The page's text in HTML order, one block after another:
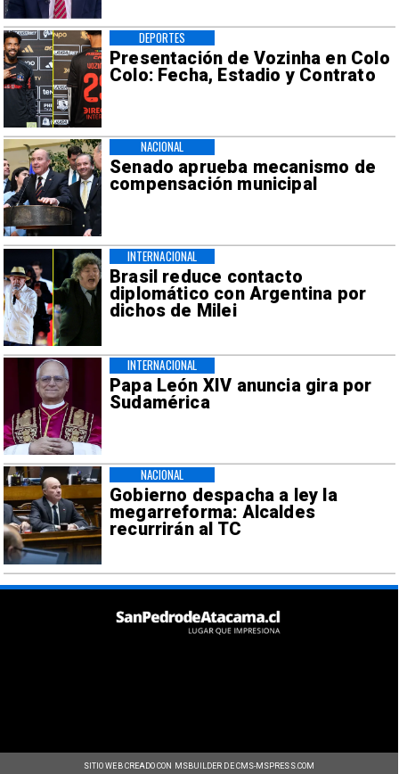
Presentación de Vozinha en Colo
Colo: Fecha, Estadio y Contrato
DEPORTES
Senado aprueba mecanismo de
compensación municipal
NACIONAL
Brasil reduce contacto
diplomático con Argentina por
dichos de Milei
INTERNACIONAL
Papa León XIV anuncia gira por
Sudamérica
INTERNACIONAL
Gobierno despacha a ley la
megarreforma: Alcaldes
recurrirán al TC
NACIONAL
SITIO WEB CREADO CON MSBUILDER DE CMS-MSPRESS.COM